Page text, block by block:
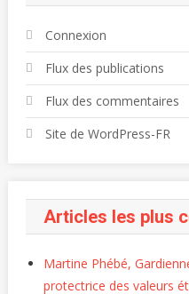
Connexion
Flux des publications
Flux des commentaires
Site de WordPress-FR
Articles les plus
Martine Phébé,
protectrice des valeurs